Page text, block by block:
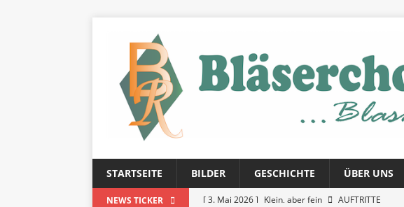
STARTSEITE BILDER GESCHICHTE ÜBER UNS
NEWS TICKER [ 3. Mai 2026 ] 40 Jahre aktiv im Bläserchor Reusch